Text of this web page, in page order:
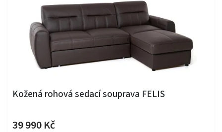
Kožená rohová sedací souprava FELIS
39 990 Kč